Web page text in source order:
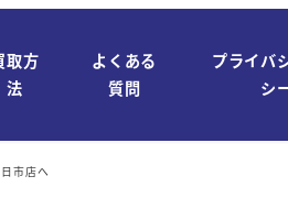
取方
法
よくある
質問
プライバ
シ
市店へ